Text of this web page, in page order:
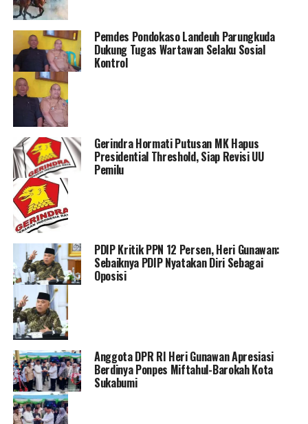
Pemdes Pondokaso Landeuh Parungkuda
Dukung Tugas Wartawan Selaku Sosial
Kontrol
Gerindra Hormati Putusan MK Hapus
Presidential Threshold, Siap Revisi UU
Pemilu
PDIP Kritik PPN 12 Persen, Heri Gunawan:
Sebaiknya PDIP Nyatakan Diri Sebagai
Oposisi
Anggota DPR RI Heri Gunawan Apresiasi
Berdinya Ponpes Miftahul-Barokah Kota
Sukabumi